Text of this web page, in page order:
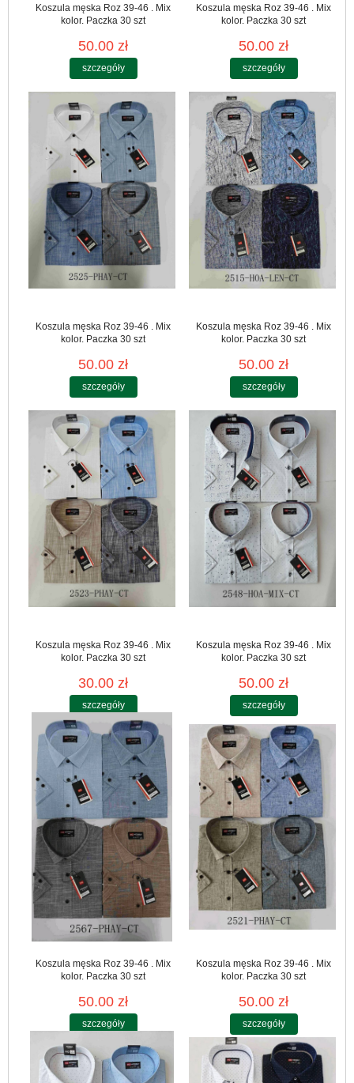
Koszula męska Roz 39-46 . Mix
kolor. Paczka 30 szt
50.00 zł
szczegóły
Koszula męska Roz 39-46 . Mix
kolor. Paczka 30 szt
50.00 zł
szczegóły
Koszula męska Roz 39-46 . Mix
kolor. Paczka 30 szt
50.00 zł
szczegóły
Koszula męska Roz 39-46 . Mix
kolor. Paczka 30 szt
50.00 zł
szczegóły
Koszula męska Roz 39-46 . Mix
kolor. Paczka 30 szt
30.00 zł
szczegóły
Koszula męska Roz 39-46 . Mix
kolor. Paczka 30 szt
50.00 zł
szczegóły
Koszula męska Roz 39-46 . Mix
kolor. Paczka 30 szt
50.00 zł
szczegóły
Koszula męska Roz 39-46 . Mix
kolor. Paczka 30 szt
50.00 zł
szczegóły